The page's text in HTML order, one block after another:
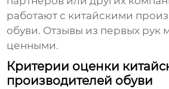
работают с китайскими
обуви. Отзывы из первых рук
ценными.
Критерии оценки
производителей обуви